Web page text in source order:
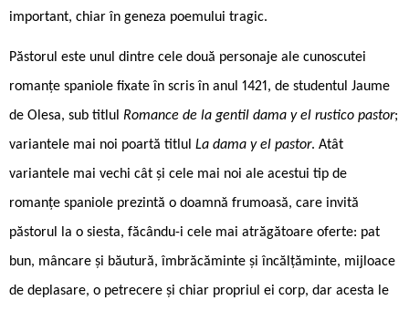
important, chiar în geneza poemului tragic.
Păstorul este unul dintre cele două personaje ale cunoscutei
romanțe spaniole fixate în scris în anul 1421, de studentul Jaume
de Olesa, sub titlul Romance de la gentil dama y el rustico pastor;
variantele mai noi poartă titlul La dama y el pastor. Atât
variantele mai vechi cât și cele mai noi ale acestui tip de
romanțe spaniole prezintă o doamnă frumoasă, care invită
păstorul la o siesta, făcându-i cele mai atrăgătoare oferte: pat
bun, mâncare și băutură, îmbrăcăminte și încălțăminte, mijloace
de deplasare, o petrecere și chiar propriul ei corp, dar acesta le